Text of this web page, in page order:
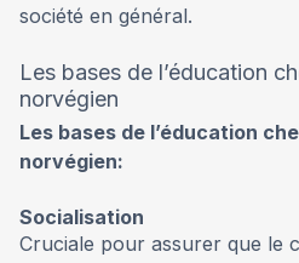
société en général.
Les bases de l’éducation
norvégien
Les bases de l’éducation
norvégien:
Socialisation
Cruciale pour assurer que le